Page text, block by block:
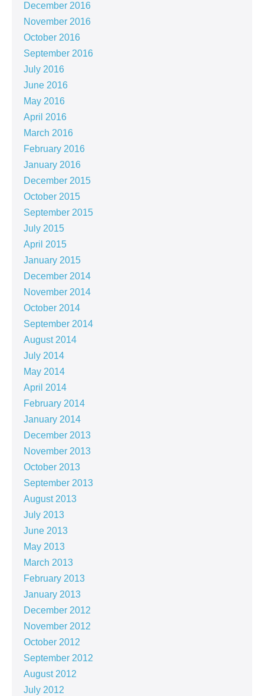
December 2016
November 2016
October 2016
September 2016
July 2016
June 2016
May 2016
April 2016
March 2016
February 2016
January 2016
December 2015
October 2015
September 2015
July 2015
April 2015
January 2015
December 2014
November 2014
October 2014
September 2014
August 2014
July 2014
May 2014
April 2014
February 2014
January 2014
December 2013
November 2013
October 2013
September 2013
August 2013
July 2013
June 2013
May 2013
March 2013
February 2013
January 2013
December 2012
November 2012
October 2012
September 2012
August 2012
July 2012